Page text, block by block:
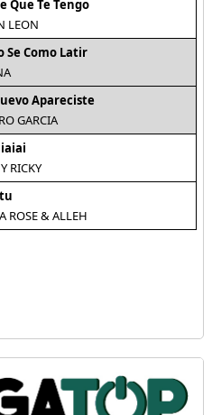
Que Te Tengo
LEON
Se Como Latir
Apareciste
GARCIA
RICKY
ROSE & ALLEH